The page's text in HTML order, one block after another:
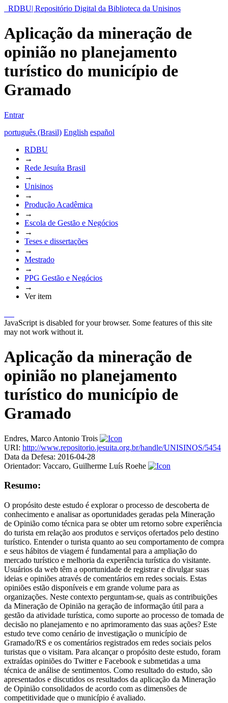
RDBU| Repositório Digital da Biblioteca da Unisinos
Aplicação da mineração de
opinião no planejamento
turístico do município de
Gramado
Entrar
português (Brasil) English español
RDBU
→
Rede Jesuíta Brasil
→
Unisinos
→
Produção Acadêmica
→
Escola de Gestão e Negócios
→
Teses e dissertações
→
Mestrado
→
PPG Gestão e Negócios
→
Ver item
JavaScript is disabled for your browser. Some features of this site
may not work without it.
Aplicação da mineração de
opinião no planejamento
turístico do município de
Gramado
Endres, Marco Antonio Trois
URI: http://www.repositorio.jesuita.org.br/handle/UNISINOS/5454
Data da Defesa: 2016-04-28
Orientador: Vaccaro, Guilherme Luís Roehe
Resumo:
O propósito deste estudo é explorar o processo de descoberta de
conhecimento e analisar as oportunidades geradas pela Mineração
de Opinião como técnica para se obter um retorno sobre experiência
do turista em relação aos produtos e serviços ofertados pelo destino
turístico. Entender o turista quanto ao seu comportamento de compra
e seus hábitos de viagem é fundamental para a ampliação do
mercado turístico e melhoria da experiência turística do visitante.
Usuários da web têm a oportunidade de registrar e divulgar suas
ideias e opiniões através de comentários em redes sociais. Estas
opiniões estão disponíveis e em grande volume para as
organizações. Neste contexto perguntam-se, quais as contribuições
da Mineração de Opinião na geração de informação útil para a
gestão da atividade turística, como suporte ao processo de tomada de
decisão no planejamento e no aprimoramento das suas ações? Este
estudo teve como cenário de investigação o município de
Gramado/RS e os comentários registrados em redes sociais pelos
turistas que o visitam. Para alcançar o propósito deste estudo, foram
extraídas opiniões do Twitter e Facebook e submetidas a uma
técnica de análise de sentimentos. Como resultado do estudo, são
apresentados e discutidos os resultados da aplicação da Mineração
de Opinião consolidados de acordo com as dimensões de
competitividade que o município é avaliado.